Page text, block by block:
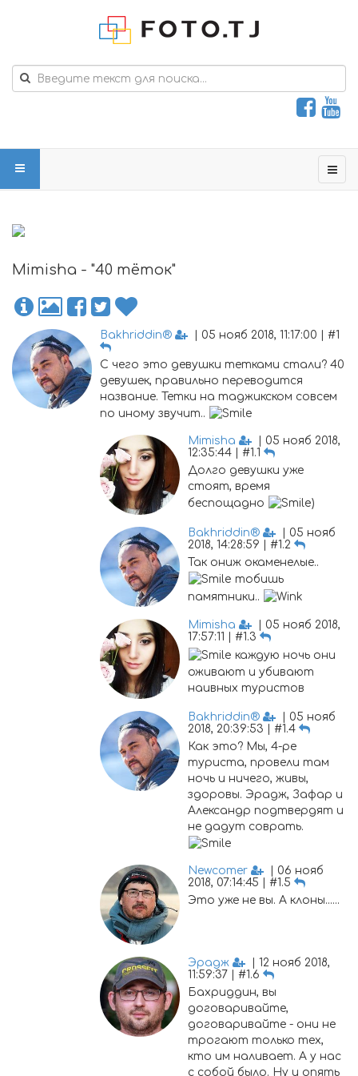
Mimisha - "40 тёток"
Bakhriddin® | 05 нояб 2018, 11:17:00 | #1
С чего это девушки тетками стали? 40
девушек, правильно переводится
название. Тетки на таджикском совсем
по иному звучит..
Mimisha
| 05 нояб 2018,
12:35:44 | #1.1
Долго девушки уже
стоят, время
беспощадно
)
Bakhriddin®
| 05 нояб
2018, 14:28:59 | #1.2
Так ониж окаменелые..
тобишь
памятники..
Mimisha
| 05 нояб 2018,
17:57:11 | #1.3
каждую ночь они
оживают и убивают
наивных туристов
Bakhriddin®
| 05 нояб
2018, 20:39:53 | #1.4
Как это? Мы, 4-ре
туриста, провели там
ночь и ничего, живы,
здоровы. Эрадж, Зафар и
Александр подтвердят и
не дадут соврать.
Newcomer
| 06 нояб
2018, 07:14:45 | #1.5
Это уже не вы. А клоны......
Эрадж
| 12 нояб 2018,
11:59:37 | #1.6
Бахриддин, вы
договаривайте,
договаривайте - они не
трогают только тех,
кто им наливает. А у нас
с собой было. Ну и опять